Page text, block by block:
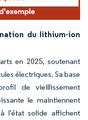
du lithium-ion
en 2025, soutenant
électriques. Sa base
de vieillissement
le maintiennent
l'état solide affichent